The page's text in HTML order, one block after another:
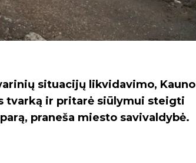
situacijų likvidavimo, Kauno
tvarką ir pritarė siūlymui steigti
praneša miesto savivaldybė.